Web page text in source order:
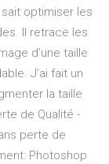
optimiser les
Il retrace les
d’une taille
J’ai fait un
la taille
de Qualité -
perte de
Photoshop